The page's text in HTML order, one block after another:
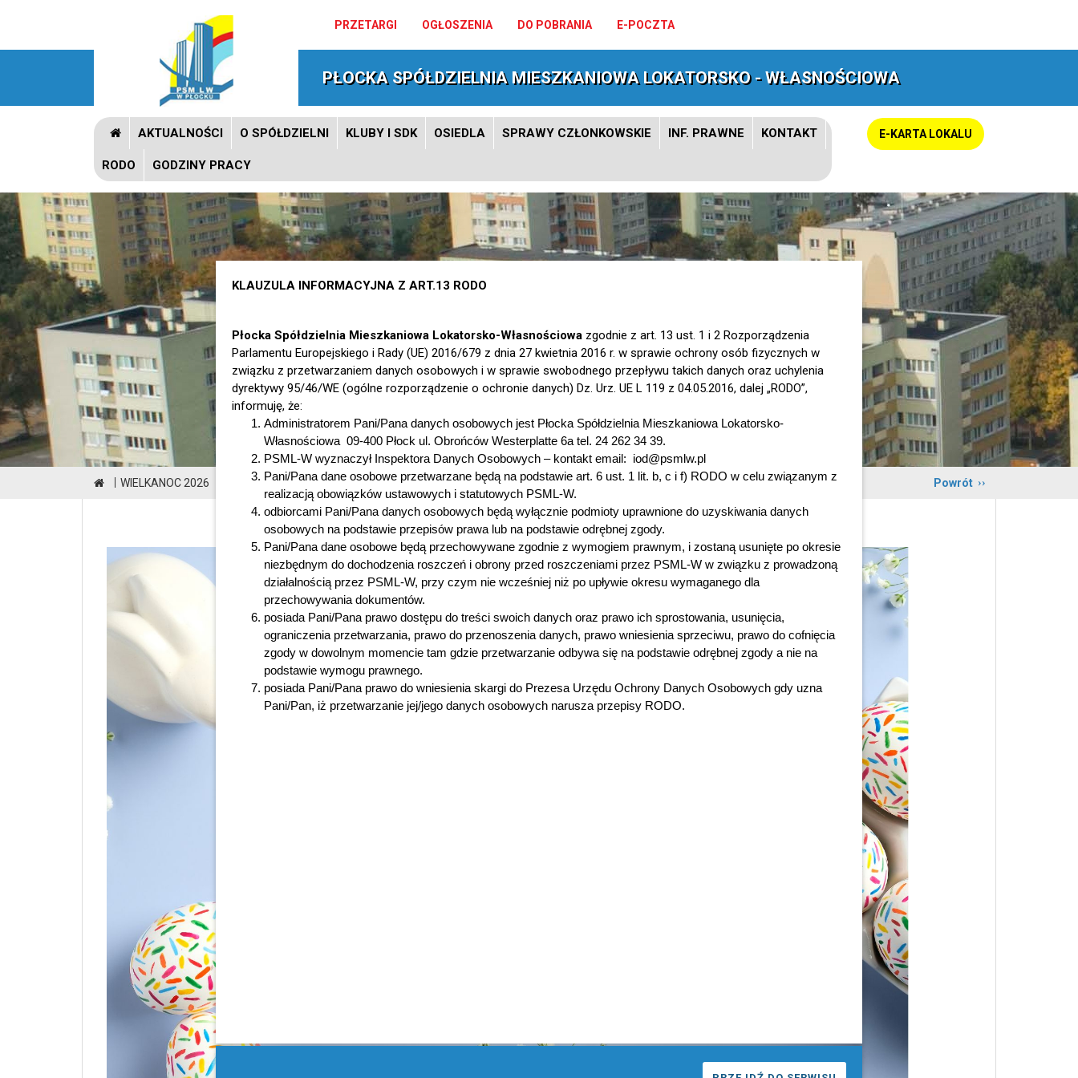
PRZETARGI OGŁOSZENIA DO POBRANIA E-POCZTA
PŁOCKA SPÓŁDZIELNIA MIESZKANIOWA LOKATORSKO - WŁASNOŚCIOWA
AKTUALNOŚCI O SPÓŁDZIELNI KLUBY I SDK OSIEDLA SPRAWY CZŁONKOWSKIE INF. PRAWNE KONTAKT
RODO GODZINY PRACY
E-KARTA LOKALU
WIELKANOC 2026
WIELKANOC 2026 Powrót
KLAUZULA INFORMACYJNA Z ART.13 RODO
Płocka Spółdzielnia Mieszkaniowa Lokatorsko-Własnościowazgodnie z art. 13 ust. 1 i 2 Rozporządzenia
Parlamentu Europejskiego i Rady (UE) 2016/679 z dnia 27 kwietnia 2016 r. w sprawie ochrony osób fizycznych w
związku z przetwarzaniem danych osobowych i w sprawie swobodnego przepływu takich danych oraz uchylenia
dyrektywy 95/46/WE (ogólne rozporządzenie o ochronie danych) Dz. Urz. UE L 119 z 04.05.2016, dalej „RODO”,
informuję, że:
Administratorem Pani/Pana danych osobowych jest Płocka Spółdzielnia Mieszkaniowa Lokatorsko-
Własnościowa 09-400 Płock ul. Obrońców Westerplatte 6a tel. 24 262 34 39.
PSML-W wyznaczył Inspektora Danych Osobowych – kontakt email: iod@psmlw.pl
Pani/Pana dane osobowe przetwarzane będą na podstawie art. 6 ust. 1 lit. b, c i f) RODO w celu związanym z
realizacją obowiązków ustawowych i statutowych PSML-W.
odbiorcami Pani/Pana danych osobowych będą wyłącznie podmioty uprawnione do uzyskiwania danych
osobowych na podstawie przepisów prawa lub na podstawie odrębnej zgody.
Pani/Pana dane osobowe będą przechowywane zgodnie z wymogiem prawnym, i zostaną usunięte po okresie
niezbędnym do dochodzenia roszczeń i obrony przed roszczeniami przez PSML-W w związku z prowadzoną
działalnością przez PSML-W, przy czym nie wcześniej niż po upływie okresu wymaganego dla
przechowywania dokumentów.
posiada Pani/Pana prawo dostępu do treści swoich danych oraz prawo ich sprostowania, usunięcia,
ograniczenia przetwarzania, prawo do przenoszenia danych, prawo wniesienia sprzeciwu, prawo do cofnięcia
zgody w dowolnym momencie tam gdzie przetwarzanie odbywa się na podstawie odrębnej zgody a nie na
podstawie wymogu prawnego.
posiada Pani/Pana prawo do wniesienia skargi do Prezesa Urzędu Ochrony Danych Osobowych gdy uzna
Pani/Pan, iż przetwarzanie jej/jego danych osobowych narusza przepisy RODO.